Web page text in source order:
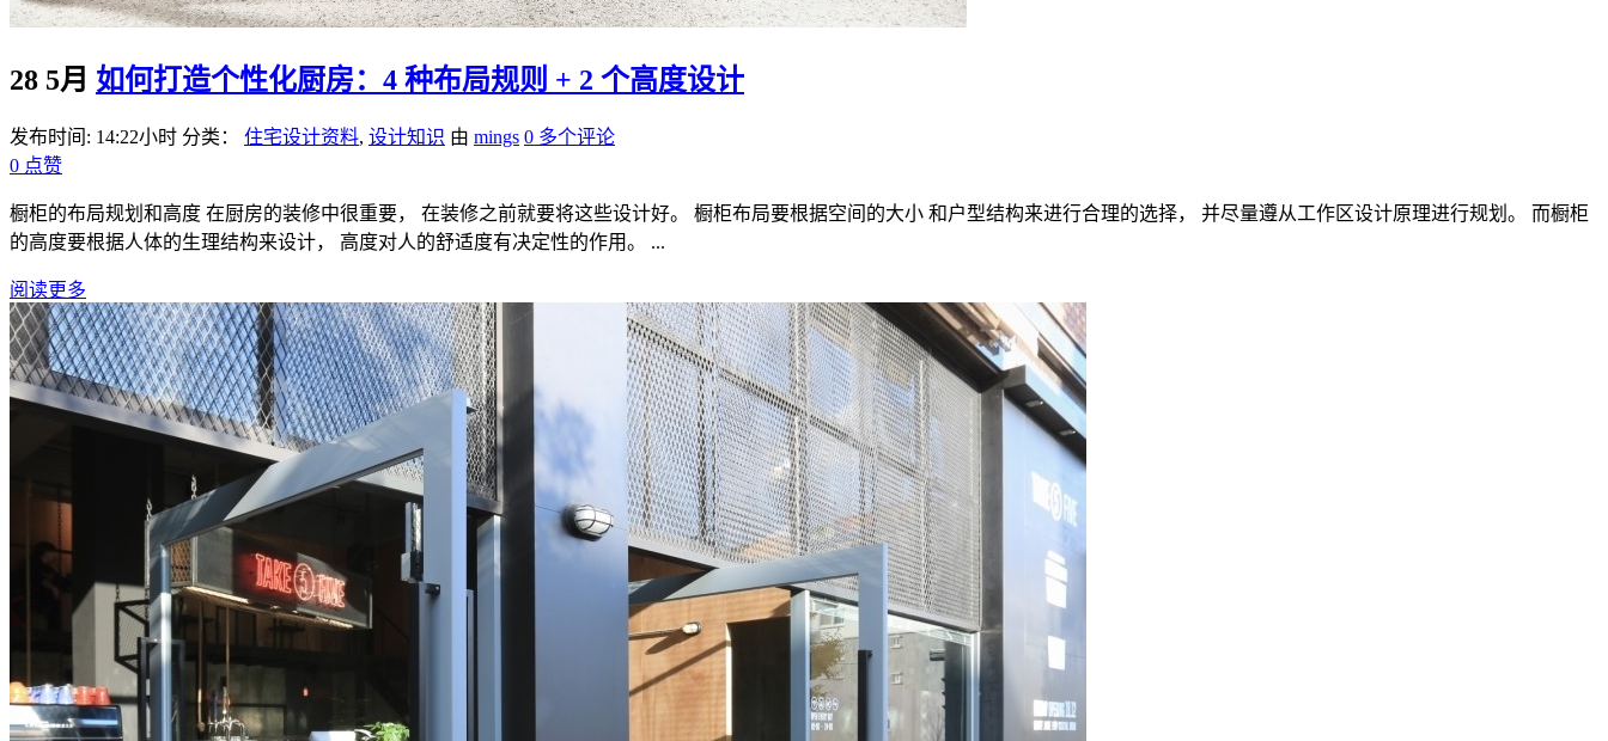
28 5月 如何打造个性化厨房：4 种布局规则 + 2 个高度设计
发布时间: 14:22小时 分类： 住宅设计资料, 设计知识 由 mings 0 多个评论
0 点赞
橱柜的布局规划和高度 在厨房的装修中很重要， 在装修之前就要将这些设计好。 橱柜布局要根据空间的大小 和户型结构来进行合理的选择， 并尽量遵从工作区设计原理进行规划。 而橱柜
的高度要根据人体的生理结构来设计， 高度对人的舒适度有决定性的作用。 ...
阅读更多